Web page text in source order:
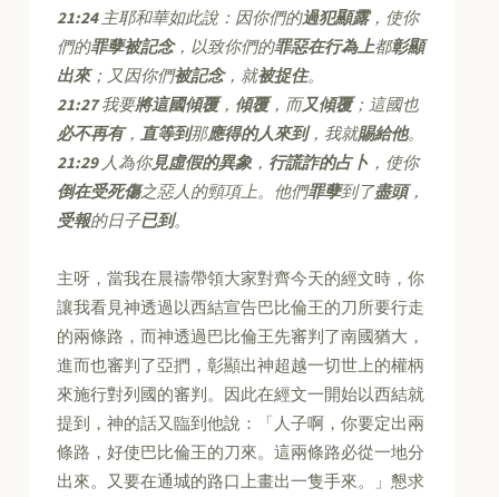
21:24主耶和華如此說：因你們的過犯顯露，使你
們的罪孽被記念，以致你們的罪惡在行為上都彰顯
出來；又因你們被記念，就被捉住。
21:27我要將這國傾覆， 傾覆，而又傾覆；這國也
必不再有， 直等到那應得的人來到，我就賜給他。
21:29人為你見虛假的異象， 行謊詐的占卜 ，使你
倒在受死傷之惡人的頸項上。他們罪孽到了盡頭，
受報的日子已到。
主呀，當我在晨禱帶領大家對齊今天的經文時，你
讓我看見神透過以西結宣告巴比倫王的刀所要行走
的兩條路，而神透過巴比倫王先審判了南國猶大，
進而也審判了亞捫，彰顯出神超越一切世上的權柄
來施行對列國的審判。因此在經文一開始以西結就
提到，神的話又臨到他說：「人子啊，你要定出兩
條路，好使巴比倫王的刀來。這兩條路必從一地分
出來。又要在通城的路口上畫出一隻手來。」懇求